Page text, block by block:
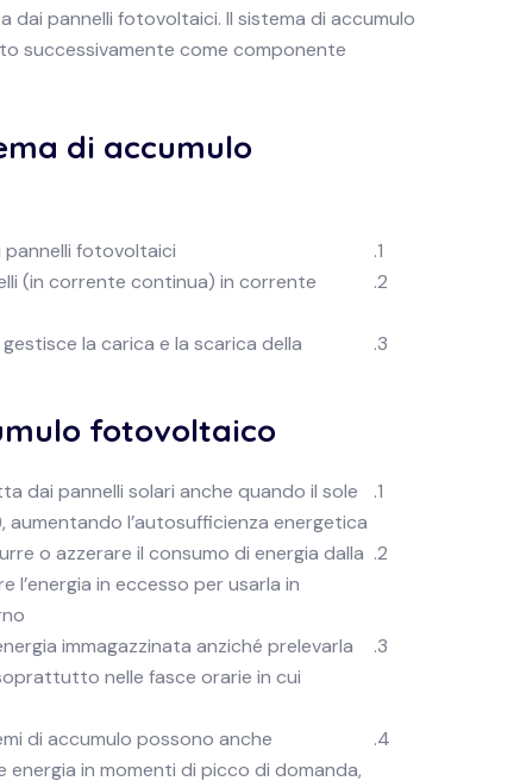
dai pannelli fotovoltaici. Il sistema di accumulo
successivamente come componente
di accumulo
fotovoltaici.
(in corrente continua) in corrente
la carica e la scarica della
fotovoltaico:
dai pannelli solari anche quando il sole
l’autosufficienza energetica.
o azzerare il consumo di energia dalla
in eccesso per usarla in
immagazzinata anziché prelevarla
nelle fasce orarie in cui
di accumulo possono anche
in momenti di picco di domanda,